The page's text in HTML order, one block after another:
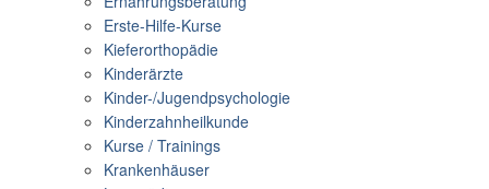
Erste-Hilfe-Kurse
Kieferorthopädie
Kinderärzte
Kinder-/Jugendpsychologie
Kinderzahnheilkunde
Kurse / Trainings
Krankenhäuser